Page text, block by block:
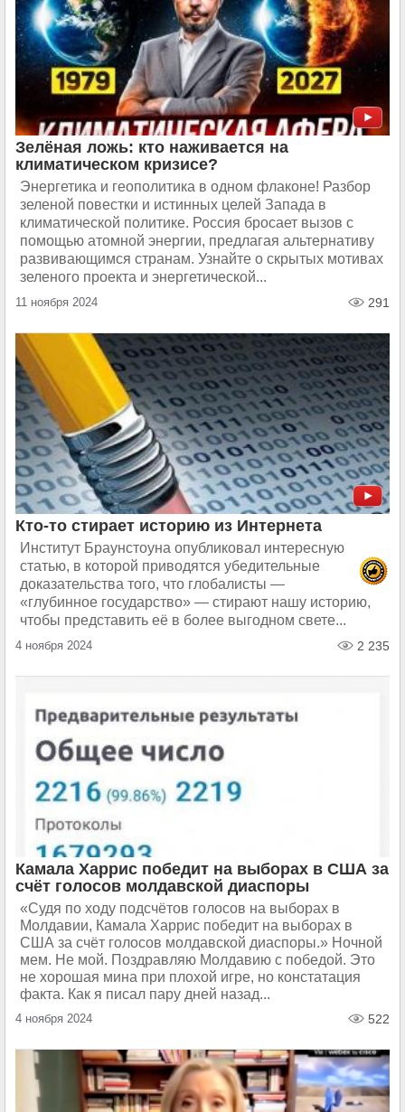
Зелёная ложь: кто наживается на
климатическом кризисе?
Энергетика и геополитика в одном флаконе! Разбор
зеленой повестки и истинных целей Запада в
климатической политике. Россия бросает вызов с
помощью атомной энергии, предлагая альтернативу
развивающимся странам. Узнайте о скрытых мотивах
зеленого проекта и энергетической...
11 ноября 2024 291
Кто-то стирает историю из Интернета
Институт Браунстоуна опубликовал интересную
статью, в которой приводятся убедительные
доказательства того, что глобалисты —
«глубинное государство» — стирают нашу историю,
чтобы представить её в более выгодном свете...
4 ноября 2024 2 235
Камала Харрис победит на выборах в США за
счёт голосов молдавской диаспоры
«Судя по ходу подсчётов голосов на выборах в
Молдавии, Камала Харрис победит на выборах в
США за счёт голосов молдавской диаспоры.» Ночной
мем. Не мой. Поздравляю Молдавию с победой. Это
не хорошая мина при плохой игре, но констатация
факта. Как я писал пару дней назад...
4 ноября 2024 522